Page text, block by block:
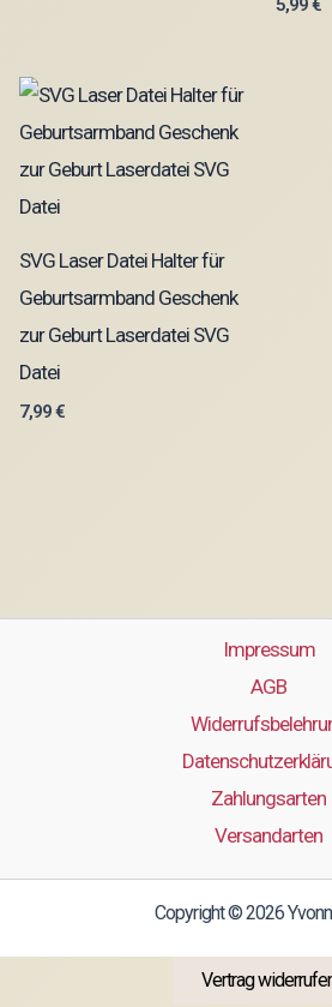
5,99€
SVG Laser Datei Halter für
Geburtsarmband Geschenk
zur Geburt Laserdatei SVG
Datei
7,99€
Impressum
AGB
Zahlungsarten
Versandarten
Copyright © 2026
Vertrag